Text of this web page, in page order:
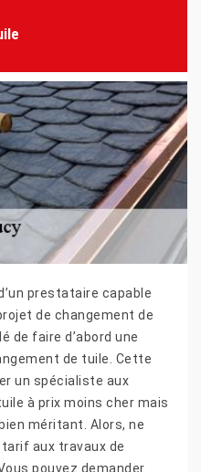
prestataire capable
de changement de
de faire d’abord une
de tuile. Cette
un spécialiste aux
à prix moins cher mais
méritant. Alors, ne
aux travaux de
pouvez demander